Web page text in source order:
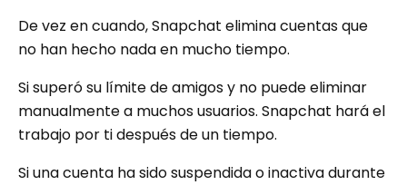
De vez en cuando, Snapchat elimina cuentas que
no han hecho nada en mucho tiempo.
Si superó su límite de amigos y no puede eliminar
manualmente a muchos usuarios. Snapchat hará el
trabajo por ti después de un tiempo.
Si una cuenta ha sido suspendida o inactiva durante